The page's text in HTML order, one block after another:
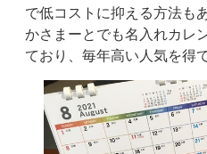
で低コストに抑える方法も
かさまーとでも名入れカレ
ており、毎年高い人気を得